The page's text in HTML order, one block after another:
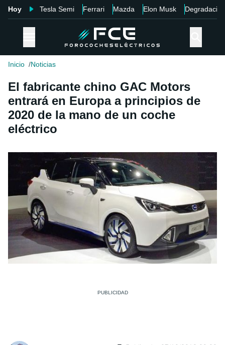
Hoy Tesla Semi Ferrari Mazda Elon Musk Degradación
Inicio Noticias
El fabricante chino GAC Motors
entrará en Europa a principios de
2020 de la mano de un coche
eléctrico